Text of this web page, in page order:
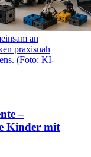
an
praxisnah
(Foto: KI-
–
Kinder mit